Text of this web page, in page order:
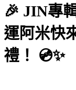
🎉 JIN專
運阿米快
禮！ 💿✨